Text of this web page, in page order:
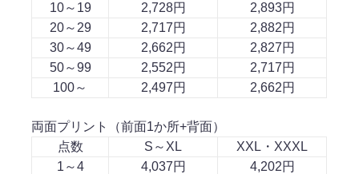
10～19
2,728円
2,893円
20～29
2,717円
2,882円
30～49
2,662円
2,827円
50～99
2,552円
2,717円
100～
2,497円 2,662円
両面プリント（前面1か所+背面）
点数
S～XL
XXL・XXXL
1～4
4,037円
4,202円